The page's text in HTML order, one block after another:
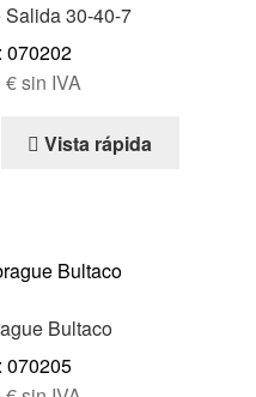
30-40-7
070202
€sin IVA
Vista rápida
Bultaco
070205